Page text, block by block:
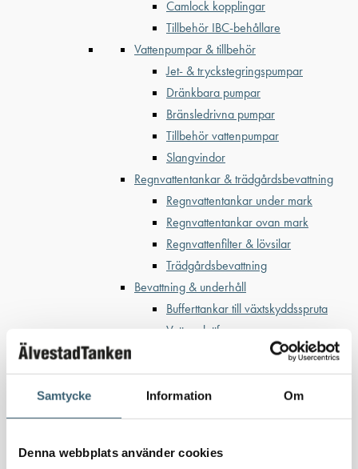
Samtycke Information Om
Denna webbplats använder cookies
Camlock kopplingar
Tillbehör IBC-behållare
Vattenpumpar & tillbehör
Jet- & tryckstegringspumpar
Dränkbara pumpar
Bränsledrivna pumpar
Tillbehör vattenpumpar
Slangvindor
Regnvattentankar & trädgårdsbevattning
Regnvattentankar under mark
Regnvattentankar ovan mark
Regnvattenfilter & lövsilar
Trädgårdsbevattning
Bevattning & underhåll
Bufferttankar till växtskyddsspruta
Vattenplattformar
Nödvattenutrustning
Oljeavskiljare & Fettavskiljare
Specialsvetsade lagringstankar